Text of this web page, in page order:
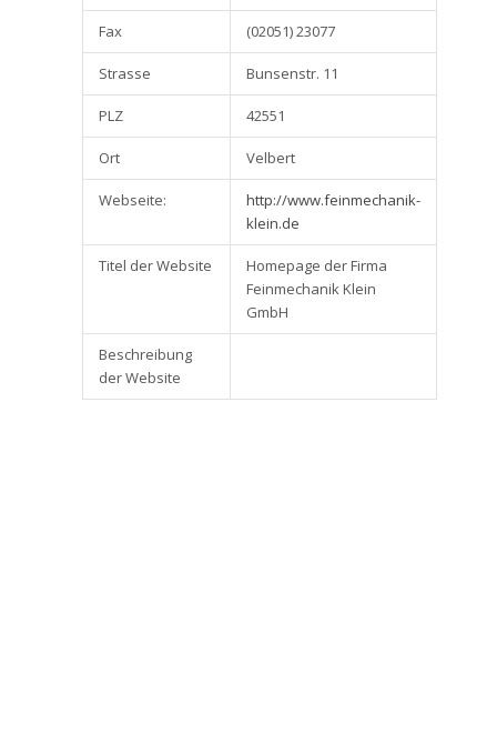
Fax (02051) 23077
Strasse Bunsenstr. 11
PLZ 42551
Ort Velbert
Webseite:
http://www.feinmechanik-
klein.de
Titel der Website
Homepage der Firma
Feinmechanik Klein
GmbH
Beschreibung
der Website